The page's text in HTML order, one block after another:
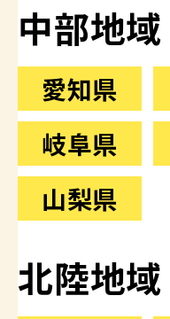
中部地域
愛知県
岐阜県
山梨県
北陸地域